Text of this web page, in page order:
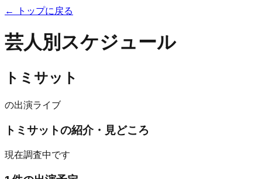
← トップに戻る
芸人別スケジュール
トミサット
の出演ライブ
トミサットの紹介・見どころ
現在調査中です